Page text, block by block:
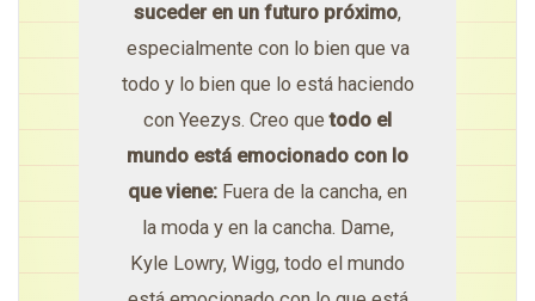
suceder en un futuro próximo,
especialmente con lo bien que va
todo y lo bien que lo está haciendo
con Yeezys. Creo quetodo el
mundo está emocionado con lo
que viene: Fuera de la cancha, en
la moda y en la cancha. Dame,
Kyle Lowry, Wigg, todo el mundo